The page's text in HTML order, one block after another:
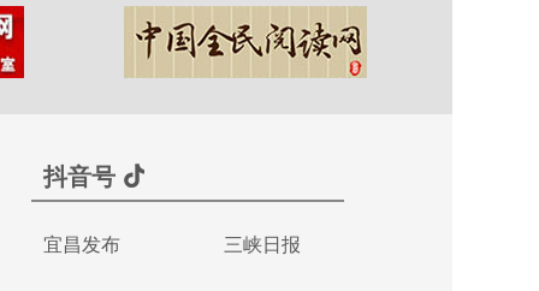
抖音号
宜昌发布 三峡日报